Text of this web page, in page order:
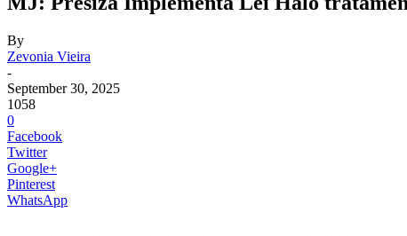
By
Zevonia Vieira
-
September 30, 2025
1058
0
Facebook
Twitter
Google+
Pinterest
WhatsApp